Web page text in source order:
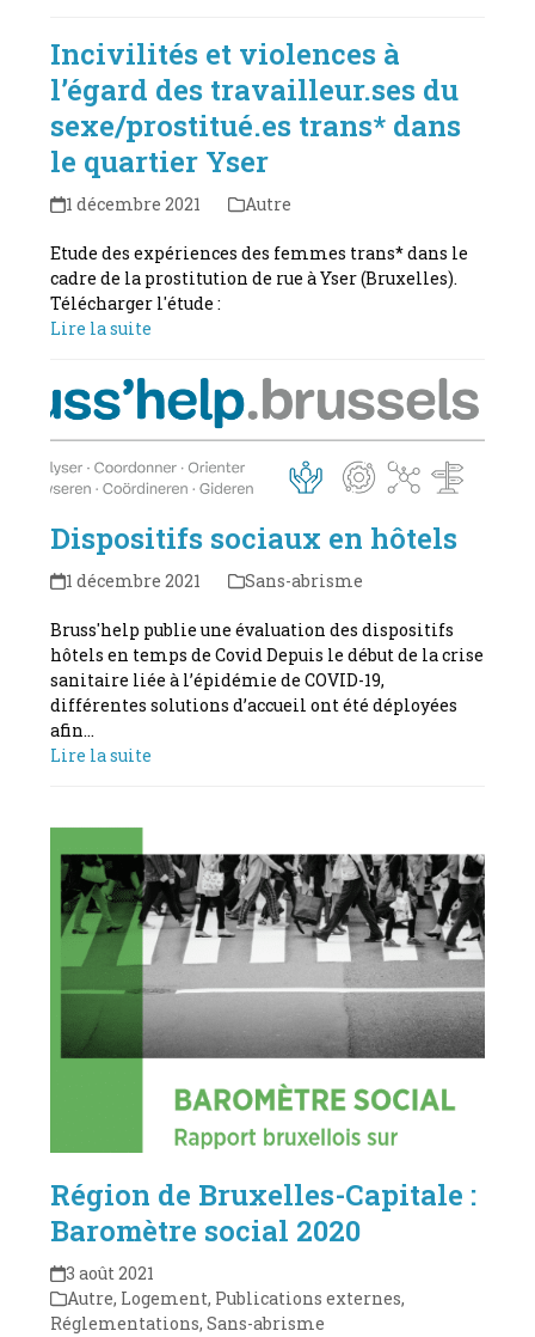
Incivilités et violences à
l’égard des travailleur.ses du
sexe/prostitué.es trans* dans
le quartier Yser
1 décembre 2021 Autre
Etude des expériences des femmes trans* dans le
cadre de la prostitution de rue à Yser (Bruxelles).
Télécharger l'étude :
Lire la suite
Dispositifs sociaux en hôtels
1 décembre 2021 Sans-abrisme
Bruss'help publie une évaluation des dispositifs
hôtels en temps de Covid Depuis le début de la crise
sanitaire liée à l’épidémie de COVID-19,
différentes solutions d’accueil ont été déployées
afin…
Lire la suite
Région de Bruxelles-Capitale :
Baromètre social 2020
3 août 2021
Autre, Logement, Publications externes,
Réglementations,Sans-abrisme